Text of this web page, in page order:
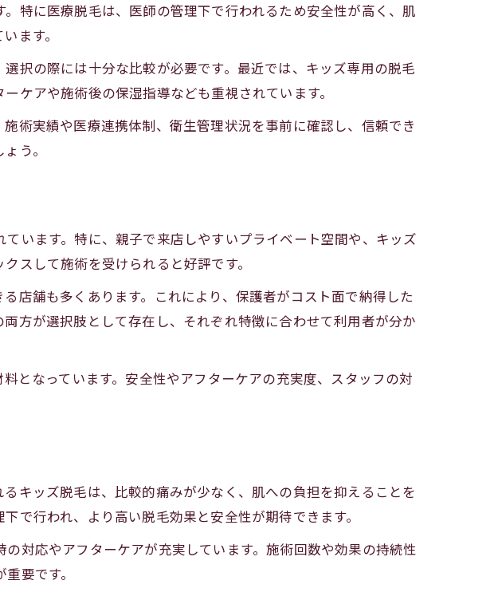
い方法を解説
スガイド
サービスの選び方
心ポイント比較
流れと注意点
の選定基準
特に医療脱毛は、医師の管理下で行われるため安全性が高く、肌
ます。
択の際には十分な比較が必要です。最近では、キッズ専用の脱毛
ケアや施術後の保湿指導なども重視されています。
術実績や医療連携体制、衛生管理状況を事前に確認し、信頼でき
う。
います。特に、親子で来店しやすいプライベート空間や、キッズ
スして施術を受けられると好評です。
店舗も多くあります。これにより、保護者がコスト面で納得した
方が選択肢として存在し、それぞれ特徴に合わせて利用者が分か
となっています。安全性やアフターケアの充実度、スタッフの対
キッズ脱毛は、比較的痛みが少なく、肌への負担を抑えることを
で行われ、より高い脱毛効果と安全性が期待できます。
対応やアフターケアが充実しています。施術回数や効果の持続性
要です。